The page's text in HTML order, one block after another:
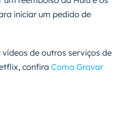
iniciar um pedido de
de outros serviços de
confira Como Gravar